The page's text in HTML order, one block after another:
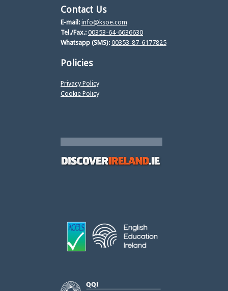
Contact Us
E-mail: info@ksoe.com
Tel./Fax.: 00353-64-6636630
Whatsapp (SMS): 00353-87-6177825
Policies
Privacy Policy
Cookie Policy